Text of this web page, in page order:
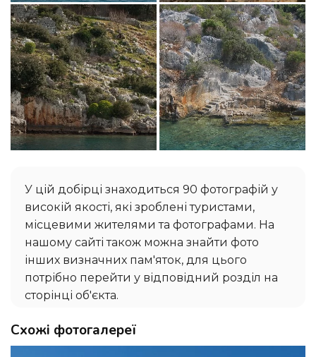
У цій добірці знаходиться 90 фотографій у
високій якості, які зроблені туристами,
місцевими жителями та фотографами. На
нашому сайті також можна знайти фото
інших визначних пам'яток, для цього
потрібно перейти у відповідний розділ на
сторінці об'єкта.
Схожі фотогалереї